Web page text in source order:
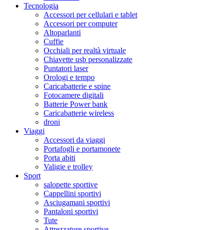
Tecnologia
Accessori per cellulari e tablet
Accessori per computer
Altoparlanti
Cuffie
Occhiali per realtà virtuale
Chiavette usb personalizzate
Puntatori laser
Orologi e tempo
Caricabatterie e spine
Fotocamere digitali
Batterie Power bank
Caricabatterie wireless
droni
Viaggi
Accessori da viaggi
Portafogli e portamonete
Porta abiti
Valigie e trolley
Sport
salopette sportive
Cappellini sportivi
Asciugamani sportivi
Pantaloni sportivi
Tute